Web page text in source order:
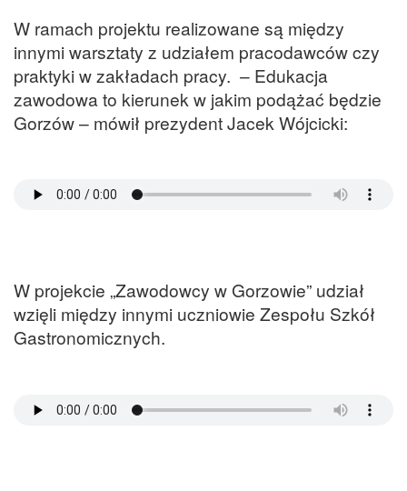
W ramach projektu realizowane są między
innymi warsztaty z udziałem pracodawców czy
praktyki w zakładach pracy. – Edukacja
zawodowa to kierunek w jakim podążać będzie
Gorzów – mówił prezydent Jacek Wójcicki:
W projekcie „Zawodowcy w Gorzowie” udział
wzięli między innymi uczniowie Zespołu Szkół
Gastronomicznych.